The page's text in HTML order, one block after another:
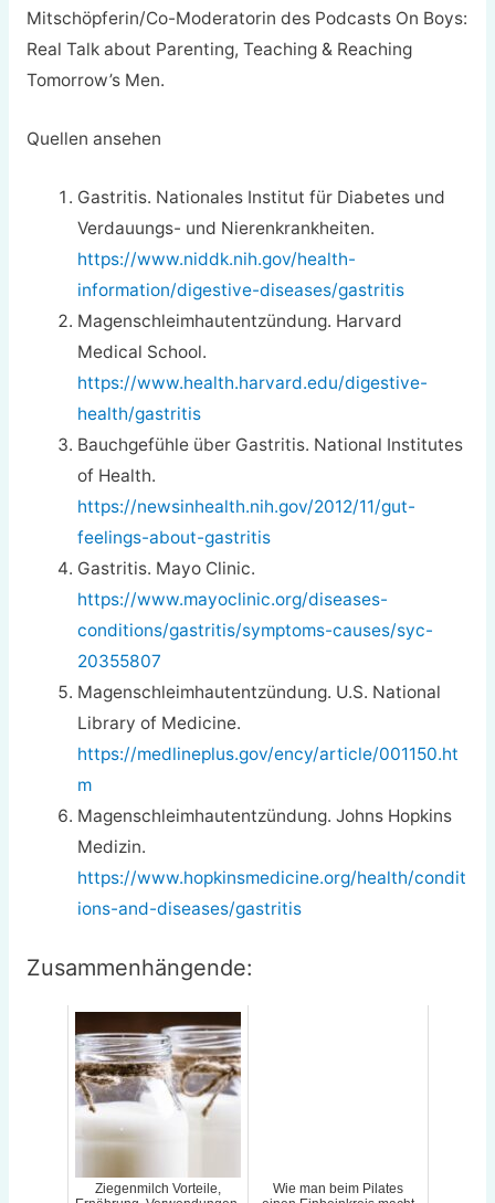
Mitschöpferin/Co-Moderatorin des Podcasts On Boys:
Real Talk about Parenting, Teaching & Reaching
Tomorrow’s Men.
Quellen ansehen
Gastritis. Nationales Institut für Diabetes und
Verdauungs- und Nierenkrankheiten.
https://www.niddk.nih.gov/health-
information/digestive-diseases/gastritis
Magenschleimhautentzündung. Harvard
Medical School.
https://www.health.harvard.edu/digestive-
health/gastritis
Bauchgefühle über Gastritis. National Institutes
of Health.
https://newsinhealth.nih.gov/2012/11/gut-
feelings-about-gastritis
Gastritis. Mayo Clinic.
https://www.mayoclinic.org/diseases-
conditions/gastritis/symptoms-causes/syc-
20355807
Magenschleimhautentzündung. U.S. National
Library of Medicine.
https://medlineplus.gov/ency/article/001150.ht
m
Magenschleimhautentzündung. Johns Hopkins
Medizin.
https://www.hopkinsmedicine.org/health/condit
ions-and-diseases/gastritis
Zusammenhängende:
Ziegenmilch Vorteile,
Wie man beim Pilates